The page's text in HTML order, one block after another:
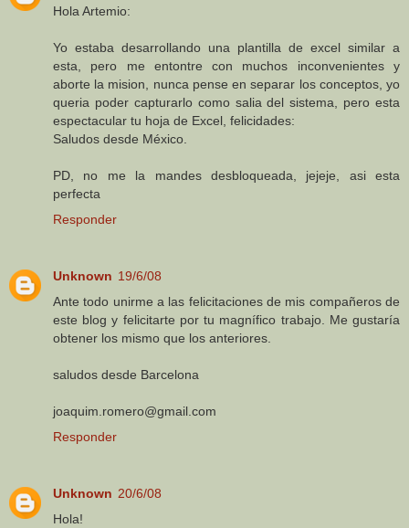
Hola Artemio:
Yo estaba desarrollando una plantilla de excel similar a
esta, pero me entontre con muchos inconvenientes y
aborte la mision, nunca pense en separar los conceptos, yo
queria poder capturarlo como salia del sistema, pero esta
espectacular tu hoja de Excel, felicidades:
Saludos desde México.
PD, no me la mandes desbloqueada, jejeje, asi esta
perfecta
Responder
Unknown 19/6/08
Ante todo unirme a las felicitaciones de mis compañeros de
este blog y felicitarte por tu magnífico trabajo. Me gustaría
obtener los mismo que los anteriores.
saludos desde Barcelona
joaquim.romero@gmail.com
Responder
Unknown 20/6/08
Hola!